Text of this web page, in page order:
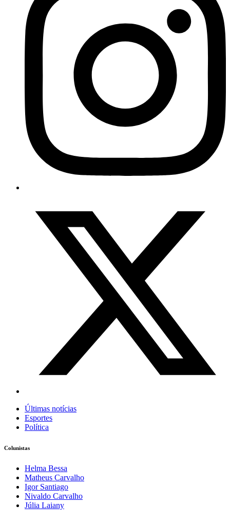
Últimas notícias
Esportes
Política
Colunistas
Helma Bessa
Matheus Carvalho
Igor Santiago
Nivaldo Carvalho
Júlia Laiany